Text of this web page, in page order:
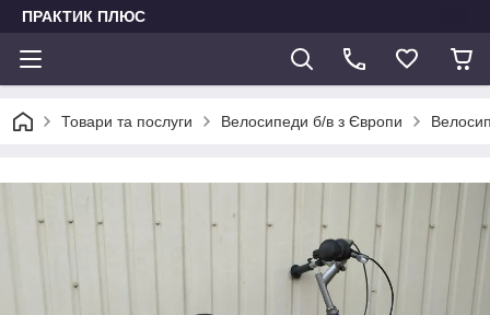
ПРАКТИК ПЛЮС
Товари та послуги Велосипеди б/в з Європи